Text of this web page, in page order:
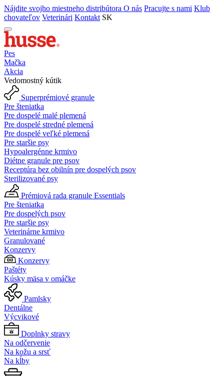
Nájdite svojho miestneho distribútora O nás Pracujte s nami Klub
chovateľov Veterinári Kontakt SK
Pes
Mačka
Akcia
Vedomostný kútik
Superprémiové granule
Pre šteniatka
Pre dospelé malé plemená
Pre dospelé stredné plemená
Pre dospelé veľké plemená
Pre staršie psy
Hypoalergénne krmivo
Diétne granule pre psov
Receptúra bez obilnín pre dospelých psov
Sterilizované psy
Prémiová rada granule Essentials
Pre šteniatka
Pre dospelých psov
Pre staršie psy
Veterinárne krmivo
Granulované
Konzervy
Konzervy
Paštéty
Kúsky mäsa v omáčke
Pamlsky
Dentálne
Výcvikové
Doplnky stravy
Na odčervenie
Na kožu a srsť
Na kĺby